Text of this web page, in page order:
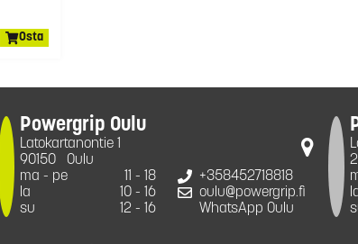
Osta
Powergrip Oulu
Latokartanontie 1
90150
Oulu
ma - pe
11 - 18
la
10 - 16
su
12 - 16
+358452718818
oulu@powergrip.fi
WhatsApp Oulu